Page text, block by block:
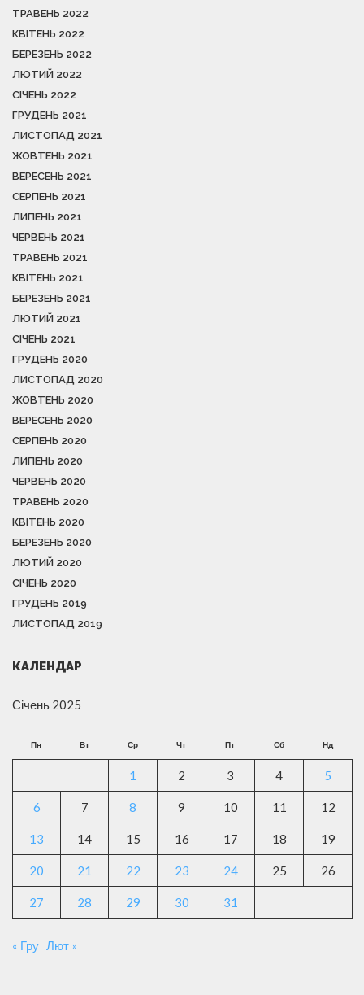
ТРАВЕНЬ 2022
КВІТЕНЬ 2022
БЕРЕЗЕНЬ 2022
ЛЮТИЙ 2022
СІЧЕНЬ 2022
ГРУДЕНЬ 2021
ЛИСТОПАД 2021
ЖОВТЕНЬ 2021
ВЕРЕСЕНЬ 2021
СЕРПЕНЬ 2021
ЛИПЕНЬ 2021
ЧЕРВЕНЬ 2021
ТРАВЕНЬ 2021
КВІТЕНЬ 2021
БЕРЕЗЕНЬ 2021
ЛЮТИЙ 2021
СІЧЕНЬ 2021
ГРУДЕНЬ 2020
ЛИСТОПАД 2020
ЖОВТЕНЬ 2020
ВЕРЕСЕНЬ 2020
СЕРПЕНЬ 2020
ЛИПЕНЬ 2020
ЧЕРВЕНЬ 2020
ТРАВЕНЬ 2020
КВІТЕНЬ 2020
БЕРЕЗЕНЬ 2020
ЛЮТИЙ 2020
СІЧЕНЬ 2020
ГРУДЕНЬ 2019
ЛИСТОПАД 2019
КАЛЕНДАР
Січень 2025
Пн Вт Ср Чт Пт Сб Нд
1 2 3 4 5
6 7 8 9 10 11 12
13 14 15 16 17 18 19
20 21 22 23 24 25 26
27 28 29 30 31
« Гру Лют »